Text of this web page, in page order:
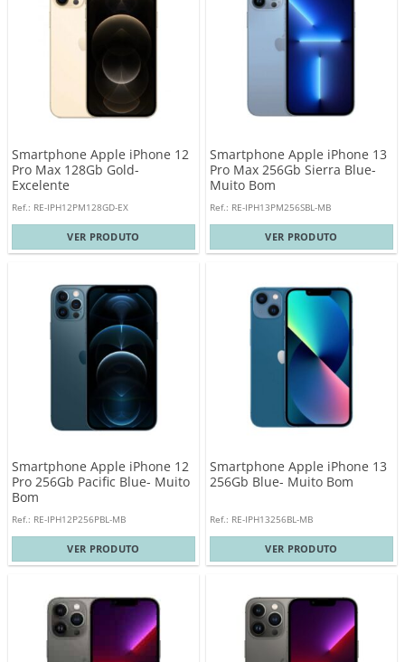
Smartphone Apple iPhone 12
Pro Max 128Gb Gold-
Excelente
Ref.: RE-IPH12PM128GD-EX
VER PRODUTO
Smartphone Apple iPhone 13
Pro Max 256Gb Sierra Blue-
Muito Bom
Ref.: RE-IPH13PM256SBL-MB
VER PRODUTO
Smartphone Apple iPhone 12
Pro 256Gb Pacific Blue- Muito
Bom
Ref.: RE-IPH12P256PBL-MB
VER PRODUTO
Smartphone Apple iPhone 13
256Gb Blue- Muito Bom
Ref.: RE-IPH13256BL-MB
VER PRODUTO